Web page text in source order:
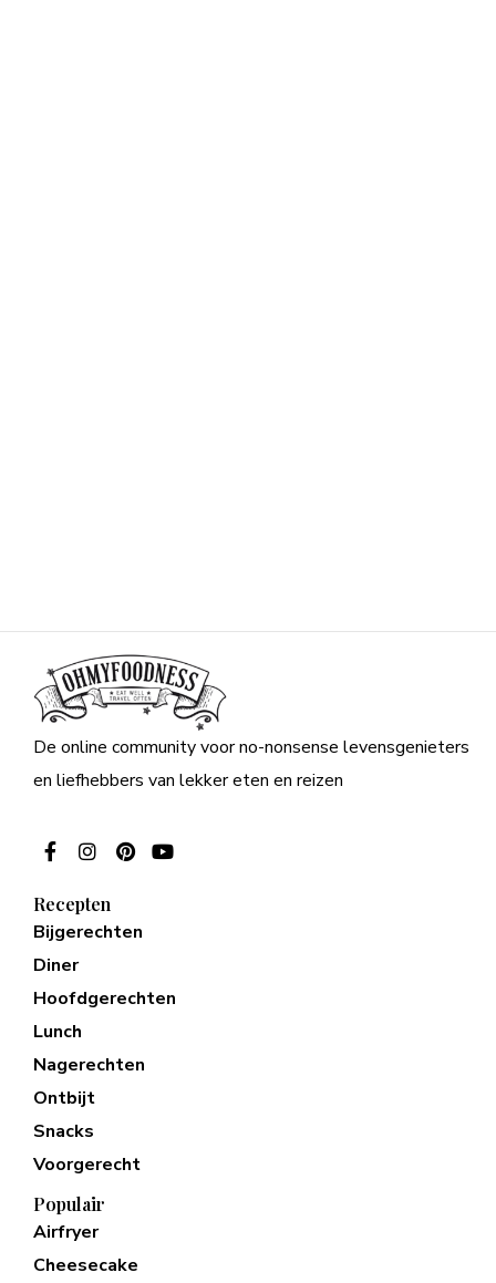
De online community voor no-nonsense levensgenieters
en liefhebbers van lekker eten en reizen
Recepten
Bijgerechten
Diner
Hoofdgerechten
Lunch
Nagerechten
Ontbijt
Snacks
Voorgerecht
Populair
Airfryer
Cheesecake